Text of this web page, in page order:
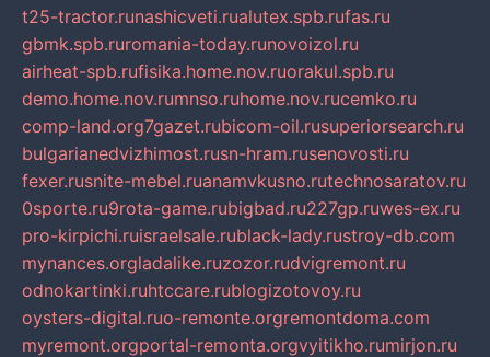
t25-tractor.runashicveti.rualutex.spb.rufas.ru
gbmk.spb.ruromania-today.runovoizol.ru
airheat-spb.rufisika.home.nov.ruorakul.spb.ru
demo.home.nov.rumnso.ruhome.nov.rucemko.ru
comp-land.org7gazet.rubicom-oil.rusuperiorsearch.ru
bulgarianedvizhimost.rusn-hram.rusenovosti.ru
fexer.rusnite-mebel.ruanamvkusno.rutechnosaratov.ru
0sporte.ru9rota-game.rubigbad.ru227gp.ruwes-ex.ru
pro-kirpichi.ruisraelsale.rublack-lady.rustroy-db.com
mynances.orgladalike.ruzozor.rudvigremont.ru
odnokartinki.ruhtccare.rublogizotovoy.ru
oysters-digital.ruo-remonte.orgremontdoma.com
myremont.orgportal-remonta.orgvyitikho.rumirjon.ru